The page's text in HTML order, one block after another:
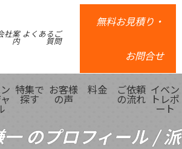
社案
内
よくあるご
質問
無料お見積り・
お問合せ
特集で
探す
お客様
の声
料金 ご依頼
の流れ
イベン
トレポ
ート
のプロフィール / 派